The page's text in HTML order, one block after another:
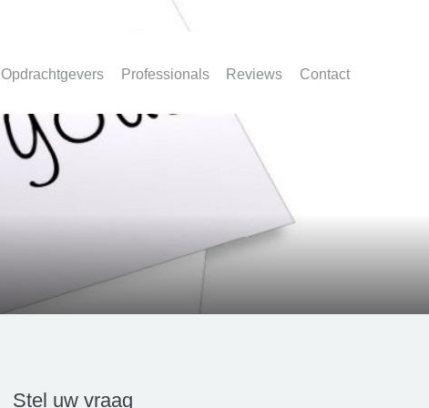
Opdrachtgevers Professionals Reviews Contact
Stel uw vraag